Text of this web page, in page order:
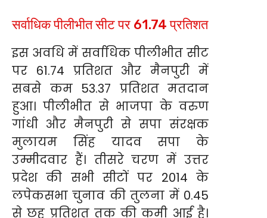
सर्वाधिक पीलीभीत सीट पर 61.74 प्रतिशत
इस अवधि में सर्वाधिक पीलीभीत सीट
पर 61.74 प्रतिशत और मैनपुरी में
सबसे कम 53.37 प्रतिशत मतदान
हुआ। पीलीभीत से भाजपा के वरुण
गांधी और मैनपुरी से सपा संरक्षक
मुलायम सिंह यादव सपा के
उम्मीदवार हैं। तीसरे चरण में उत्तर
प्रदेश की सभी सीटों पर 2014 के
लपेकसभा चुनाव की तुलना में 0.45
से छह प्रतिशत तक की कमी आई है।